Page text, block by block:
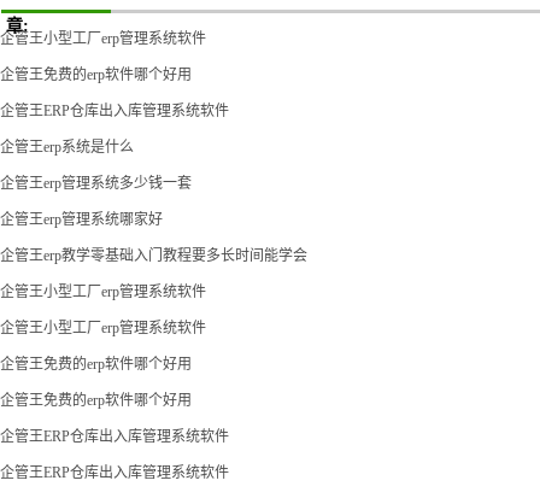
章:
企管王小型工厂erp管理系统软件
企管王免费的erp软件哪个好用
企管王ERP仓库出入库管理系统软件
企管王erp系统是什么
企管王erp管理系统多少钱一套
企管王erp管理系统哪家好
企管王erp教学零基础入门教程要多长时间能学会
企管王小型工厂erp管理系统软件
企管王小型工厂erp管理系统软件
企管王免费的erp软件哪个好用
企管王免费的erp软件哪个好用
企管王ERP仓库出入库管理系统软件
企管王ERP仓库出入库管理系统软件